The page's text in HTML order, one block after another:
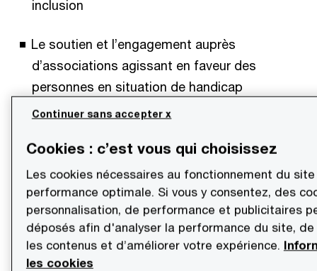
inclusion
Le soutien et l’engagement auprès
d’associations agissant en faveur des
personnes en situation de handicap
une convention avec l’Agefiph - Association
de gestion du fonds pour l’insertion
professionnelle des personnes handicapées -
lors de la journée « Tous concernés par le
handicap ». Ce partenariat a pour objectif de
faire progresser l’insertion des travailleurs en
Cookies : c’est vous qui choisissez
Les cookies nécessaires au fonctionnement du
performance optimale. Si vous y consentez, des
personnalisation, de performance et publicitaires
déposés afin d'analyser la performance du site, de
les contenus et d’améliorer votre expérience.
les cookies
Continuer sans accepter x